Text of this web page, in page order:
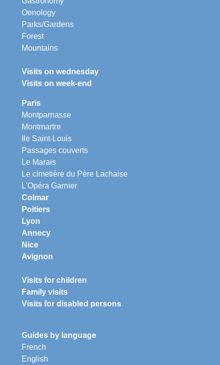
Oenology
Parks/Gardens
Forest
Mountains
Visits on wednesday
Visits on week-end
Paris
Montparnasse
Montmartre
Ile Saint-Louis
Passages couverts
Le Marais
Le cimetière du Père Lachaise
L'Opéra Garnier
Colmar
Poitiers
Lyon
Annecy
Nice
Avignon
Visits for children
Family visits
Visits for disabled persons
Guides by language
French
English